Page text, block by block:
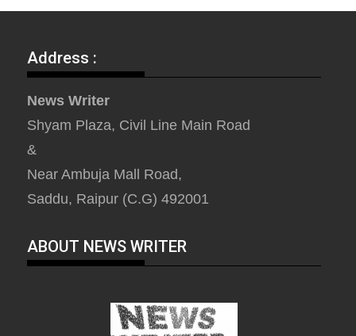
Address :
News Writer
Shyam Plaza, Civil Line Main Road
&
Near Ambuja Mall Road,
Saddu, Raipur (C.G) 492001
ABOUT NEWS WRITER